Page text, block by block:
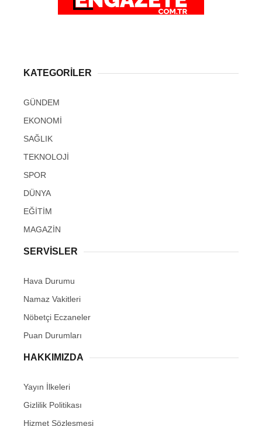
KATEGORİLER
GÜNDEM
EKONOMİ
SAĞLIK
TEKNOLOJİ
SPOR
DÜNYA
EĞİTİM
MAGAZİN
SERVİSLER
Hava Durumu
Namaz Vakitleri
Nöbetçi Eczaneler
Puan Durumları
HAKKIMIZDA
Yayın İlkeleri
Gizlilik Politikası
Hizmet Sözleşmesi